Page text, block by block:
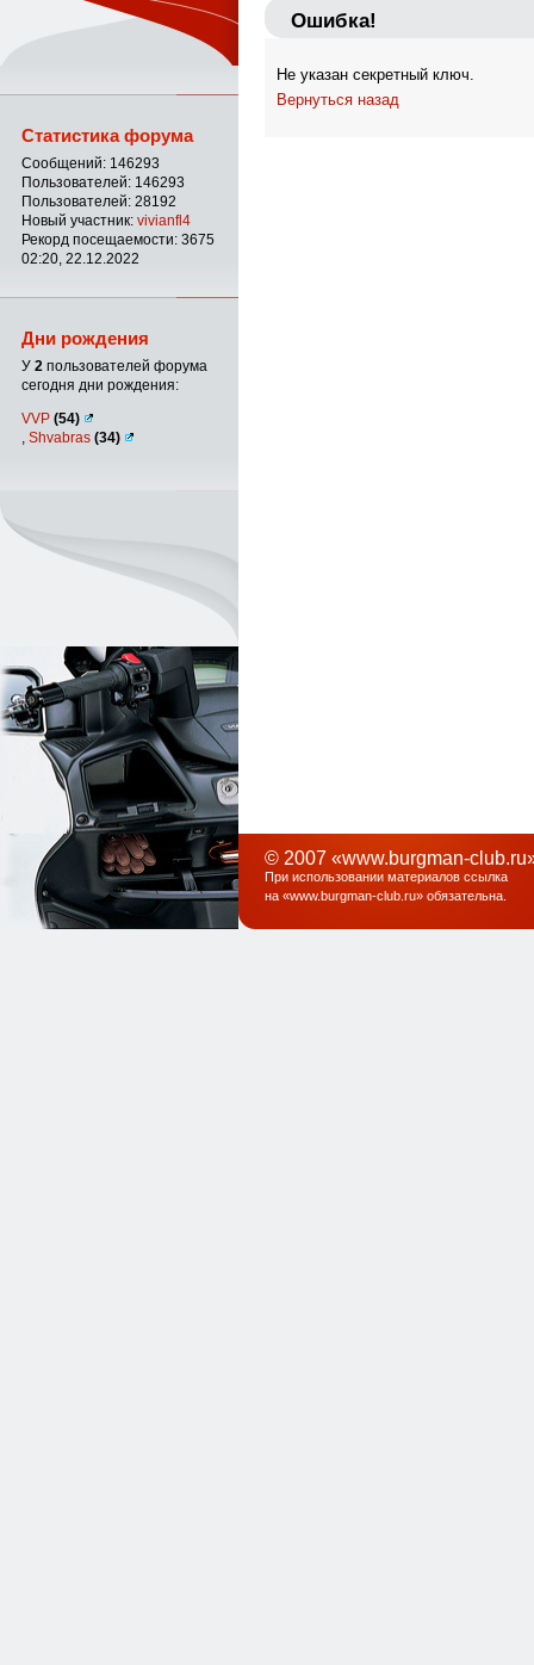
Ошибка!
Не указан секретный ключ.
Вернуться назад
Статистика форума
Сообщений: 146293
Пользователей: 146293
Пользователей: 28192
Новый участник: vivianfl4
Рекорд посещаемости: 3675
02:20, 22.12.2022
Дни рождения
У 2 пользователей форума
сегодня дни рождения:
VVP (54)
Shvabras (34)
© 2007 «www.burgman-
При использовании материалов ссылка
на «www.burgman-club.ru» обязательна